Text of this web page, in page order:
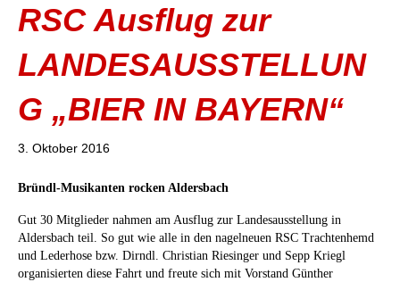
RSC Ausflug zur
LANDESAUSSTELLUN
G „BIER IN BAYERN“
3. Oktober 2016
Bründl-Musikanten rocken Aldersbach
Gut 30 Mitglieder nahmen am Ausflug zur Landesausstellung in
Aldersbach teil. So gut wie alle in den nagelneuen RSC Trachtenhemd
und Lederhose bzw. Dirndl. Christian Riesinger und Sepp Kriegl
organisierten diese Fahrt und freute sich mit Vorstand Günther